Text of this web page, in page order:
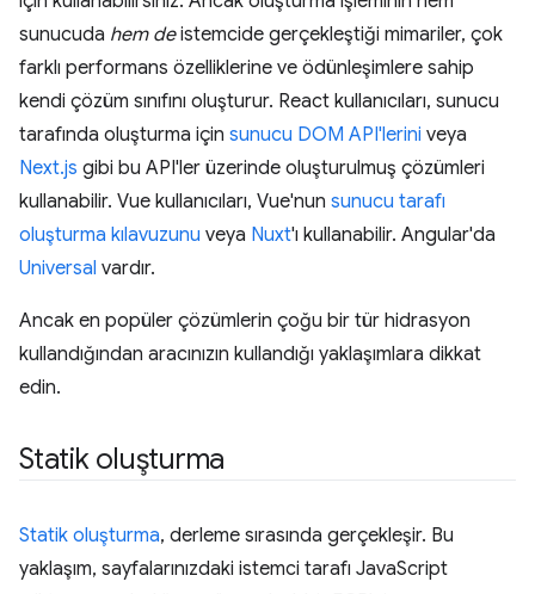
sunucuda hem deistemcide gerçekleştiği mimariler, çok
farklı performans özelliklerine ve ödünleşimlere sahip
kendi çözüm sınıfını oluşturur. React kullanıcıları, sunucu
tarafında oluşturma için sunucu DOM API'lerini veya
Next.js gibi bu API'ler üzerinde oluşturulmuş çözümleri
kullanabilir. Vue kullanıcıları, Vue'nun sunucu tarafı
oluşturma kılavuzunu veya Nuxt'ı kullanabilir. Angular'da
Universal vardır.
Ancak en popüler çözümlerin çoğu bir tür hidrasyon
kullandığından aracınızın kullandığı yaklaşımlara dikkat
edin.
Statik oluşturma
Statik oluşturma, derleme sırasında gerçekleşir. Bu
yaklaşım, sayfalarınızdaki istemci tarafı JavaScript